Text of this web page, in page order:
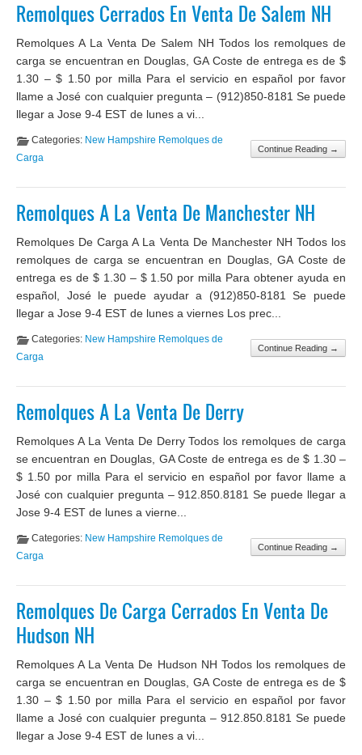
Remolques Cerrados En Venta De Salem NH
Remolques A La Venta De Salem NH Todos los remolques de
carga se encuentran en Douglas, GA Coste de entrega es de $
1.30 – $ 1.50 por milla Para el servicio en español por favor
llame a José con cualquier pregunta – (912)850-8181 Se puede
llegar a Jose 9-4 EST de lunes a vi...
Continue Reading →
Categories: New Hampshire Remolques de
Carga
Remolques A La Venta De Manchester NH
Remolques De Carga A La Venta De Manchester NH Todos los
remolques de carga se encuentran en Douglas, GA Coste de
entrega es de $ 1.30 – $ 1.50 por milla Para obtener ayuda en
español, José le puede ayudar a (912)850-8181 Se puede
llegar a Jose 9-4 EST de lunes a viernes Los prec...
Continue Reading →
Categories: New Hampshire Remolques de
Carga
Remolques A La Venta De Derry
Remolques A La Venta De Derry Todos los remolques de carga
se encuentran en Douglas, GA Coste de entrega es de $ 1.30 –
$ 1.50 por milla Para el servicio en español por favor llame a
José con cualquier pregunta – 912.850.8181 Se puede llegar a
Jose 9-4 EST de lunes a vierne...
Continue Reading →
Categories: New Hampshire Remolques de
Carga
Remolques De Carga Cerrados En Venta De
Hudson NH
Remolques A La Venta De Hudson NH Todos los remolques de
carga se encuentran en Douglas, GA Coste de entrega es de $
1.30 – $ 1.50 por milla Para el servicio en español por favor
llame a José con cualquier pregunta – 912.850.8181 Se puede
llegar a Jose 9-4 EST de lunes a vi...